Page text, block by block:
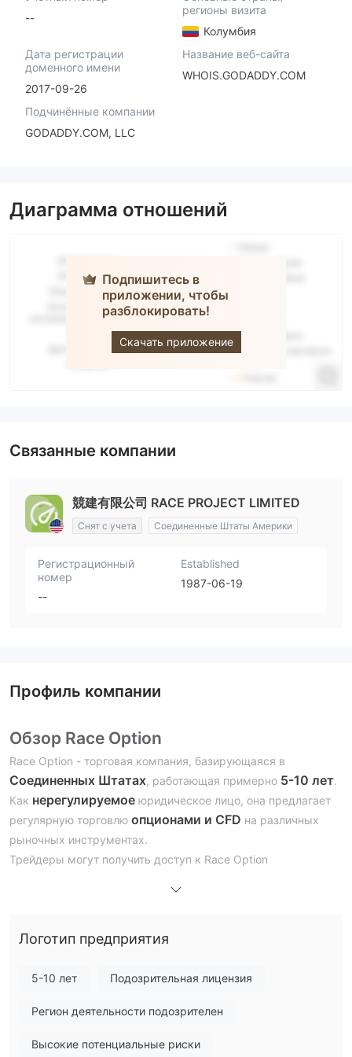
--
регионы визита
Колумбия
Дата регистрации
доменного имени
2017-09-26
Название веб-сайта
WHOIS.GODADDY.COM
Подчинённые компании
GODADDY.COM, LLC
Диаграмма отношений
Подпишитесь в
приложении, чтобы
разблокировать!
Скачать приложение
Race Option
Связанные компании
競建有限公司 RACE PROJECT LIMITED
Снят с учета Соединенные Штаты Америки
Регистрационный
номер
--
Established
1987-06-19
Профиль компании
Обзор Race Option
Race Option - торговая компания, базирующаяся в
Соединенных Штатах, работающая примерно 5-10 лет.
Как нерегулируемое юридическое лицо, она предлагает
регулярную торговлю опционами и CFD на различных
рыночных инструментах.
Трейдеры могут получить доступ к Race Option
практиковать и совершенствовать свои стратегии без
Служба поддержки доступна черезподачу заявок и
номеров для удобства. Race Option поддерживает широкий
спектр методов депозита и вывода средств, включая
Логотип предприятия
5-10 лет Подозрительная лицензия
Регион деятельности подозрителен
Высокие потенциальные риски